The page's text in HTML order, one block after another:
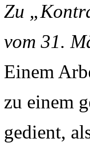
Zu
vom 31.
Einem
zu einem
gedient,